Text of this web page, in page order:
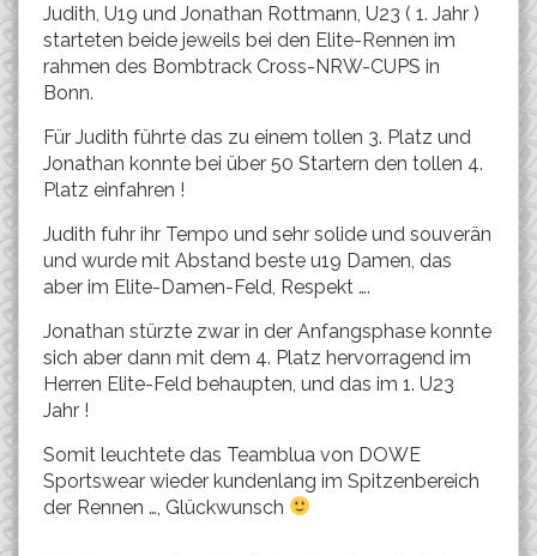
Judith, U19 und Jonathan Rottmann, U23 ( 1. Jahr )
starteten beide jeweils bei den Elite-Rennen im
rahmen des Bombtrack Cross-NRW-CUPS in
Bonn.
Für Judith führte das zu einem tollen 3. Platz und
Jonathan konnte bei über 50 Startern den tollen 4.
Platz einfahren !
Judith fuhr ihr Tempo und sehr solide und souverän
und wurde mit Abstand beste u19 Damen, das
aber im Elite-Damen-Feld, Respekt ….
Jonathan stürzte zwar in der Anfangsphase konnte
sich aber dann mit dem 4. Platz hervorragend im
Herren Elite-Feld behaupten, und das im 1. U23
Jahr !
Somit leuchtete das Teamblua von DOWE
Sportswear wieder kundenlang im Spitzenbereich
der Rennen …, Glückwunsch